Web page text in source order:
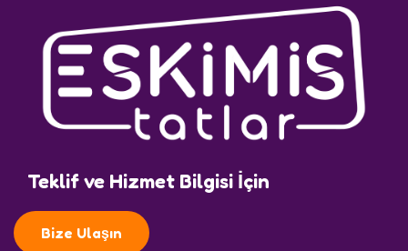
Teklif ve Hizmet Bilgisi İçin
Bize Ulaşın